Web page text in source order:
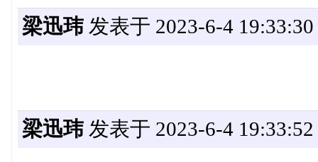
梁迅玮发表于 2023-6-4 19:33:30
梁迅玮发表于 2023-6-4 19:33:52